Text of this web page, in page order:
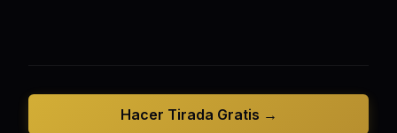
Hacer Tirada Gratis →